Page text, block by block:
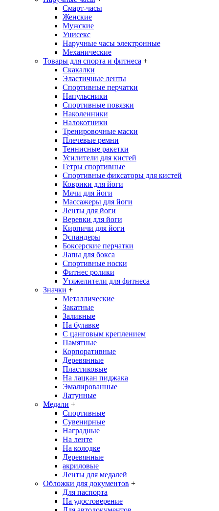
Смарт-часы
Женские
Мужские
Унисекс
Наручные часы электронные
Механические
Товары для спорта и фитнеса +
Скакалки
Эластичные ленты
Спортивные перчатки
Напульсники
Спортивные повязки
Наколенники
Налокотники
Тренировочные маски
Плечевые ремни
Теннисные ракетки
Усилители для кистей
Гетры спортивные
Спортивные фиксаторы для кистей
Коврики для йоги
Мячи для йоги
Массажеры для йоги
Ленты для йоги
Веревки для йоги
Кирпичи для йоги
Эспандеры
Боксерские перчатки
Лапы для бокса
Спортивные носки
Фитнес ролики
Утяжелители для фитнеса
Значки +
Металлические
Закатные
Заливные
На булавке
С цанговым креплением
Памятные
Корпоративные
Деревянные
Пластиковые
На лацкан пиджака
Эмалированные
Латунные
Медали +
Спортивные
Сувенирные
Наградные
На ленте
На колодке
Деревянные
акриловые
Ленты для медалей
Обложки для документов +
Для паспорта
На удостоверение